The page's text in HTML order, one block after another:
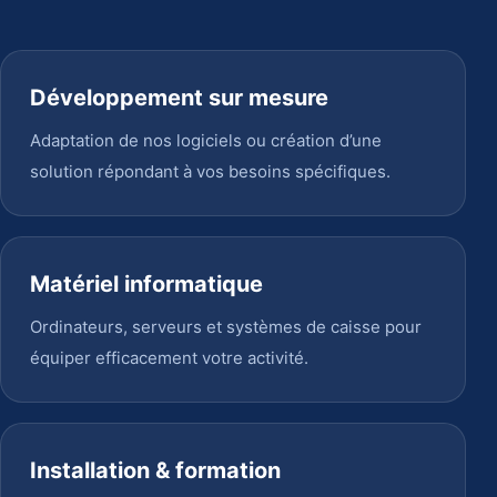
Développement sur mesure
Adaptation de nos logiciels ou création d’une
solution répondant à vos besoins spécifiques.
Matériel informatique
Ordinateurs, serveurs et systèmes de caisse pour
équiper efficacement votre activité.
Installation & formation